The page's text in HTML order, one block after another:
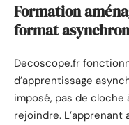
Formation
format
Decoscope.fr
d’apprentissage
imposé, pas de cloche
rejoindre.